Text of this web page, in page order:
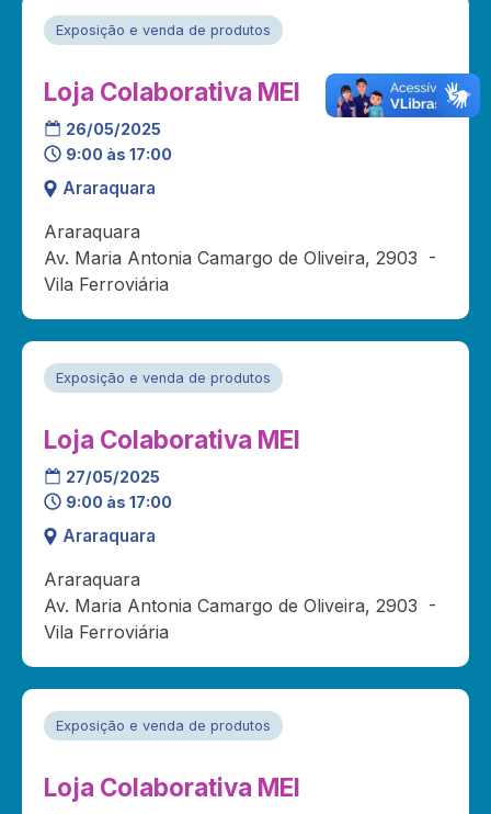
Exposição e venda de produtos
Loja Colaborativa MEI
26/05/2025
9:00 às 17:00
Araraquara
Araraquara
Av. Maria Antonia Camargo de Oliveira, 2903 -
Vila Ferroviária
Exposição e venda de produtos
Loja Colaborativa MEI
27/05/2025
9:00 às 17:00
Araraquara
Araraquara
Av. Maria Antonia Camargo de Oliveira, 2903 -
Vila Ferroviária
Exposição e venda de produtos
Loja Colaborativa MEI